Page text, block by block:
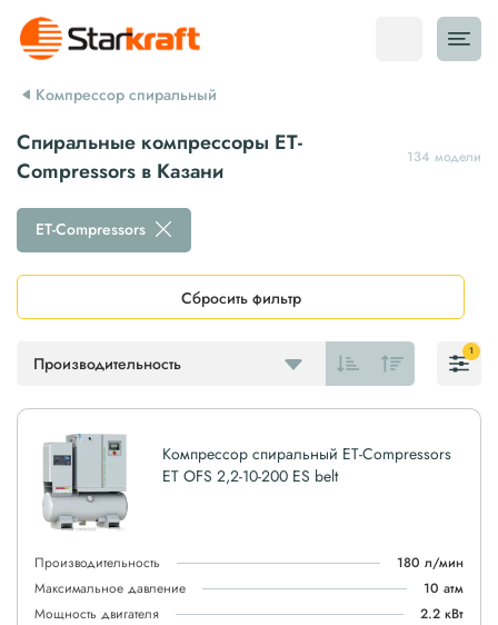
Компрессор спиральный
Спиральные компрессоры ET-
Compressors в Казани
134 модели
Производительность
ET-Compressors
Сбросить фильтр
1
Компрессор спиральный ET-Compressors
ET OFS 2,2-10-200 ES belt
Производительность
180 л/мин
Максимальное давление
10 атм
Мощность двигателя
2.2 кВт